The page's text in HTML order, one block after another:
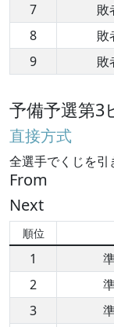
7
敗
8
敗
9
敗
予備予選第3
直接方式
全選手でくじを引
From
Next
順位
1
2
3